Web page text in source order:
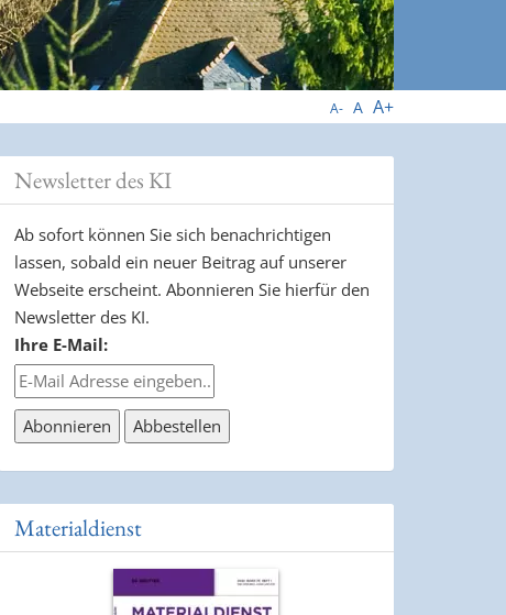
A- A A+
Newsletter des KI
Ab sofort können Sie sich benachrichtigen
lassen, sobald ein neuer Beitrag auf unserer
Webseite erscheint. Abonnieren Sie hierfür den
Newsletter des KI.
Ihre E-Mail:
Materialdienst